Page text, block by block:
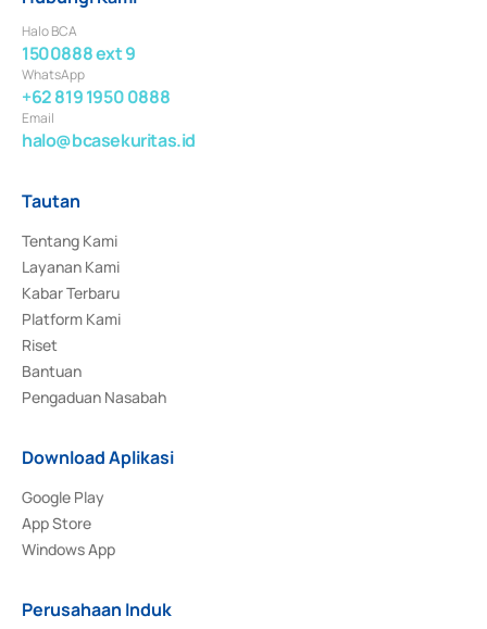
Halo BCA
1500888 ext 9
WhatsApp
+62 819 1950 0888
Email
halo@bcasekuritas.id
Tautan
Tentang Kami
Layanan Kami
Kabar Terbaru
Platform Kami
Riset
Bantuan
Pengaduan Nasabah
Download Aplikasi
Google Play
App Store
Windows App
Perusahaan Induk